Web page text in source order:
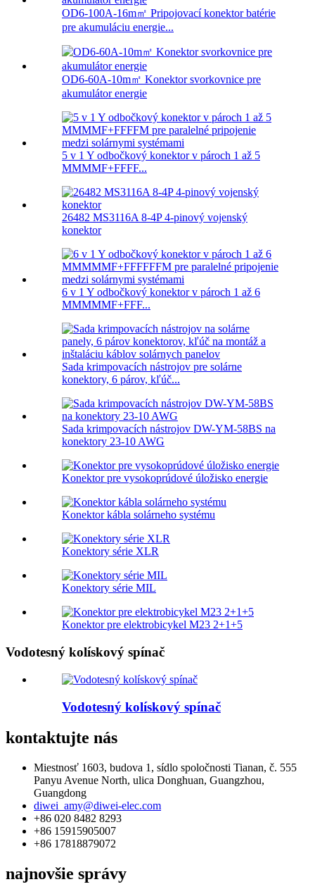
OD6-100A-16m㎡ Pripojovací konektor batérie
pre akumuláciu energie...
OD6-60A-10m㎡ Konektor svorkovnice pre
akumulátor energie
5 v 1 Y odbočkový konektor v pároch 1 až 5
MMMMF+FFFF...
26482 MS3116A 8-4P 4-pinový vojenský
konektor
6 v 1 Y odbočkový konektor v pároch 1 až 6
MMMMMF+FFF...
Sada krimpovacích nástrojov pre solárne
konektory, 6 párov, kľúč...
Sada krimpovacích nástrojov DW-YM-58BS na
konektory 23-10 AWG
Konektor pre vysokoprúdové úložisko energie
Konektor kábla solárneho systému
Konektory série XLR
Konektory série MIL
Konektor pre elektrobicykel M23 2+1+5
Vodotesný kolískový spínač
Vodotesný kolískový spínač
kontaktujte nás
Miestnosť 1603, budova 1, sídlo spoločnosti Tianan, č. 555
Panyu Avenue North, ulica Donghuan, Guangzhou,
Guangdong
diwei_amy@diwei-elec.com
+86 020 8482 8293
+86 15915905007
+86 17818879072
najnovšie správy